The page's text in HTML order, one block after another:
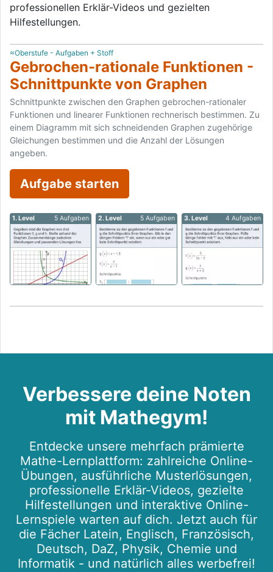
professionellen Erklär-Videos und gezielten
Hilfestellungen.
≈Oberstufe - Aufgaben + Stoff
Gebrochen-rationale Funktionen -
Schnittpunkte von Graphen
Schnittpunkte zwischen den Graphen gebrochen-rationaler
Funktionen und linearer Funktionen rechnerisch bestimmen. Zu
einem Diagramm mit sich schneidenden Graphen zugehörige
Gleichungen bestimmen und die Anzahl der Lösungen
angeben.
Aufgabe starten
1. Level 5 Aufgaben 2. Level 5 Aufgaben 3. Level 4 Aufgaben
Verbessere deine Noten
mit Mathegym!
Entdecke unsere mehrfach prämierte
Mathe-Lernplattform: zahlreiche Online-
Übungen, ausführliche Musterlösungen,
professionelle Erklär-Videos, gezielte
Hilfestellungen und interaktive Online-
Lernspiele warten auf dich. Jetzt auch für
die Fächer Latein, Englisch, Französisch,
Deutsch, DaZ, Physik, Chemie und
Informatik - und natürlich alles werbefrei!